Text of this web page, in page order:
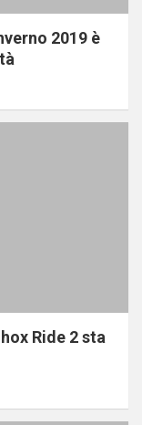
2019 è
Ride 2 sta